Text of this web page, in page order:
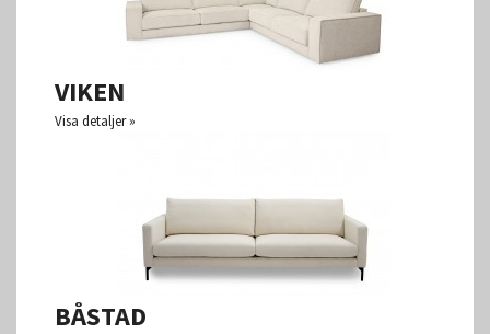
VIKEN
Visa detaljer
BÅSTAD